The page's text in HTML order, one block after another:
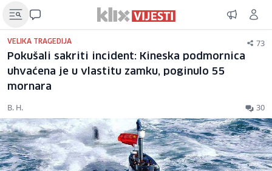
VELIKA TRAGEDIJA 73
Pokušali sakriti incident: Kineska podmornica
uhvaćena je u vlastitu zamku, poginulo 55
mornara
B. H. 30